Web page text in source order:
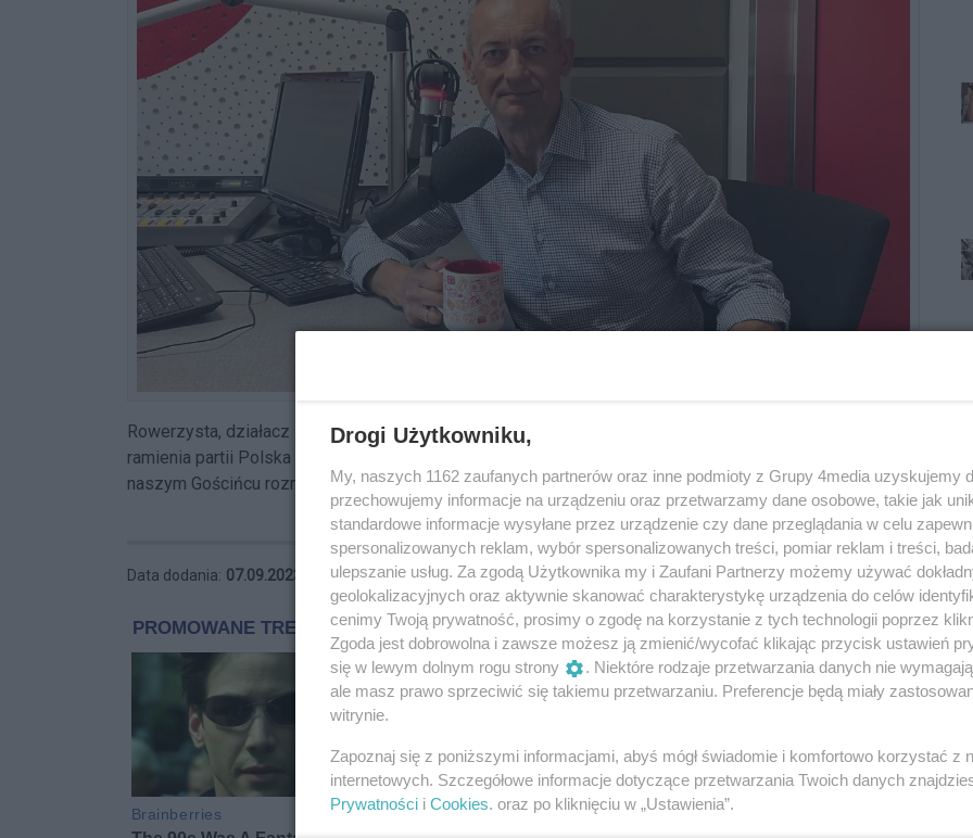
Rowerzysta, działacz społeczny i kandydat do senatu. Wrześnianin Grzegorz Fedorowicz startuje z
ramienia partii Polska 2050 i paktu senackiego. 'Jestem jedynym kandydatem opozycji' - wyjaśnia. W
naszym Gościńcu rozmawialiśmy z kandydatem m.in. o jego przeszłości i doświadczeniu zawodowym.
Data dodania: 07.09.2023 12:35
Drogi Użytkowniku,
My, naszych 1162 zaufanych partnerów oraz inne podmioty z Grupy 4media uzyskujemy
przechowujemy informacje na urządzeniu oraz przetwarzamy dane osobowe, takie jak
standardowe informacje wysyłane przez urządzenie czy dane przeglądania w celu
spersonalizowanych reklam, wybór spersonalizowanych treści, pomiar reklam i treści,
ulepszanie usług. Za zgodą Użytkownika my i Zaufani Partnerzy możemy używać
geolokalizacyjnych oraz aktywnie skanować charakterystykę urządzenia do celów
cenimy Twoją prywatność, prosimy o zgodę na korzystanie z tych technologii poprzez
Zgoda jest dobrowolna i zawsze możesz ją zmienić/wycofać klikając przycisk ustawień
się w lewym dolnym rogu strony
. Niektóre rodzaje przetwarzania danych nie
ale masz prawo sprzeciwić się takiemu przetwarzaniu. Preferencje będą miały
witrynie.
Zapoznaj się z poniższymi informacjami, abyś mógł świadomie i komfortowo korzystać z
internetowych. Szczegółowe informacje dotyczące przetwarzania Twoich danych
Prywatności i Cookies. oraz po kliknięciu w „Ustawienia”.